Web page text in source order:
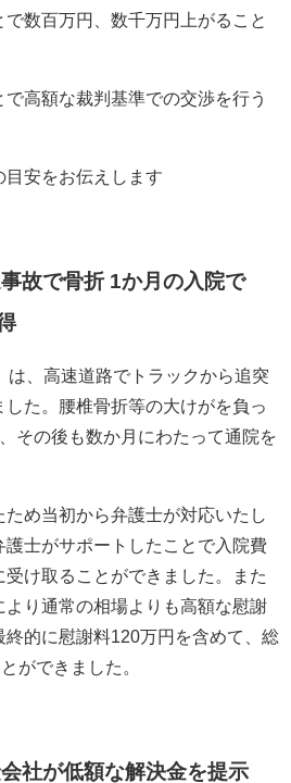
で数百万円、数千万円上がること
で高額な裁判基準での交渉を行う
目安をお伝えします
故で骨折 1か月の入院で
は、高速道路でトラックから追突
た。腰椎骨折等の大けがを負っ
その後も数か月にわたって通院を
め当初から弁護士が対応いたし
護士がサポートしたことで入院費
け取ることができました。また
り通常の相場よりも高額な慰謝
的に慰謝料120万円を含めて、総
ができました。
社が低額な解決金を提示